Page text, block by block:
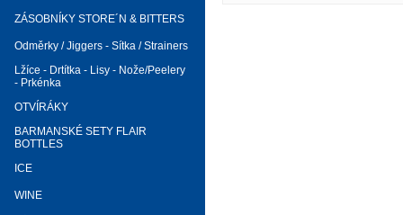
ZÁSOBNÍKY STORE´N & BITTERS
Odměrky / Jiggers - Sítka / Strainers
Lžíce - Drtítka - Lisy - Nože/Peelery
- Prkénka
OTVÍRÁKY
BARMANSKÉ SETY FLAIR
BOTTLES
ICE
WINE